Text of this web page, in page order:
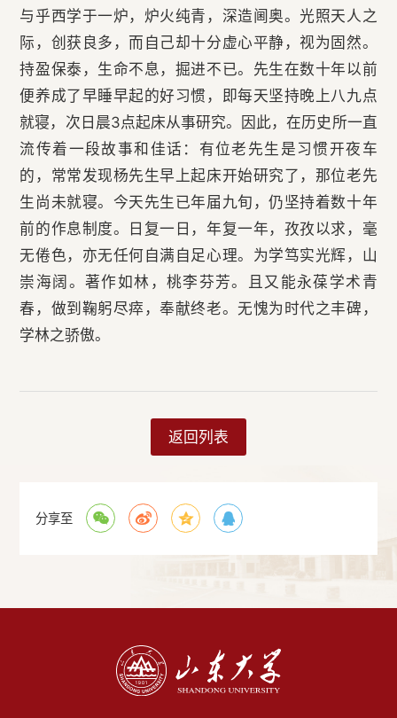
与乎西学于一炉，炉火纯青，深造阃奥。光照天人之
际，创获良多，而自己却十分虚心平静，视为固然。
持盈保泰，生命不息，掘进不已。先生在数十年以前
便养成了早睡早起的好习惯，即每天坚持晚上八九点
就寝，次日晨3点起床从事研究。因此，在历史所一直
流传着一段故事和佳话：有位老先生是习惯开夜车
的，常常发现杨先生早上起床开始研究了，那位老先
生尚未就寝。今天先生已年届九旬，仍坚持着数十年
前的作息制度。日复一日，年复一年，孜孜以求，毫
无倦色，亦无任何自满自足心理。为学笃实光辉，山
崇海阔。著作如林，桃李芬芳。且又能永葆学术青
春，做到鞠躬尽瘁，奉献终老。无愧为时代之丰碑，
学林之骄傲。
返回列表
分享至